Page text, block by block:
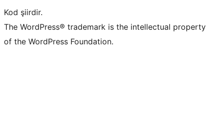
Kod şiirdir.
The WordPress® trademark is the intellectual property
of the WordPress Foundation.